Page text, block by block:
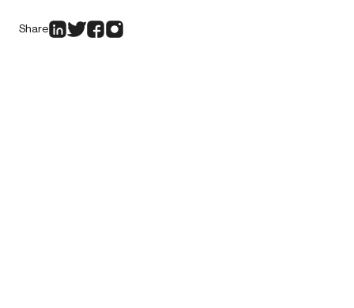
Share